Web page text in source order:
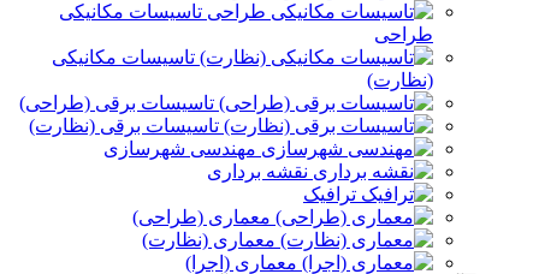
تاسیسات مکانیکی
طراحی
تاسیسات مکانیکی
(نظارت)
تاسیسات برقی (طراحی)
تاسیسات برقی (نظارت)
مهندسی شهرسازی
نقشه برداری
ترافیک
معماری (طراحی)
معماری (نظارت)
معماری (اجرا)